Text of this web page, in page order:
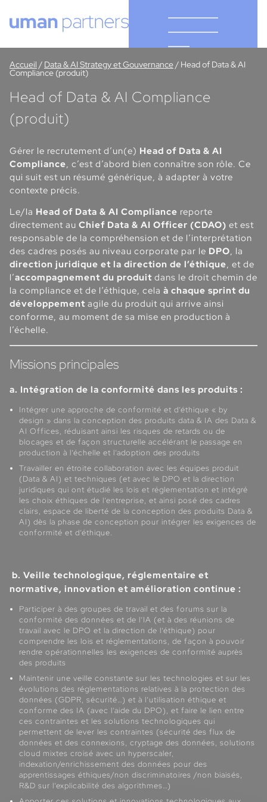
Accueil / Data & AI Strategy et Gouvernance/ Head of Data & AI
Compliance (produit)
Head of Data & AI Compliance
(produit)
Gérer le recrutement d’un(e) Head of Data & AI
Compliance, c’est d’abord bien connaître son rôle. Ce
qui suit est un résumé générique, à adapter à votre
contexte précis.
Le/la Head of Data & AI Compliance reporte
directement au Chief Data & AI Officer (CDAO) et est
responsable de la compréhension et de l’interprétation
des cadres posés au niveau corporate par le DPO, la
direction juridique et la direction de l’éthique, et de
l’accompagnement du produit dans le droit chemin de
la compliance et de l’éthique, cela à chaque sprint du
développement agile du produit qui arrive ainsi
conforme, au moment de sa mise en production à
l’échelle.
Missions principales
a. Intégration de la conformité dans les produits :
Intégrer une approche de conformité et d’éthique « by
design » dans la conception des produits data & IA des Data &
AI Offices, réduisant ainsi les risques de retards ou de
blocages et de façon structurelle accélérant le passage en
production à l’échelle et l’adoption des produits
Travailler en étroite collaboration avec les équipes produit
(Data & AI) et techniques (et avec le DPO et la direction
juridiques qui ont étudié les lois et réglementation et intégré
les choix éthiques de l’entreprise, et ainsi posé des cadres
clairs, espace de liberté de la conception des produits Data &
AI) dès la phase de conception pour intégrer les exigences de
conformité et d’éthique.
b. Veille technologique, réglementaire et
normative, innovation et amélioration continue :
Participer à des groupes de travail et des forums sur la
conformité des données et de l’IA (et à des réunions de
travail avec le DPO et la direction de l’éthique) pour
comprendre les lois et réglementations, de façon à pouvoir
rendre opérationnelles les exigences de conformité auprès
des produits
Maintenir une veille constante sur les technologies et sur les
évolutions des réglementations relatives à la protection des
données (GDPR, sécurité…) et à l’utilisation éthique et
conforme des IA (avec l’aide du DPO), et faire le lien entre
ces contraintes et les solutions technologiques qui
permettent de lever les contraintes (sécurité des flux de
données et des connexions, cryptage des données, solutions
cloud mixtes croisé avec un hyperscaler,
indexation/enrichissement des données pour des
apprentissages éthiques/non discriminatoires /non biaisés,
R&D sur l’explicabilité des algorithmes…)